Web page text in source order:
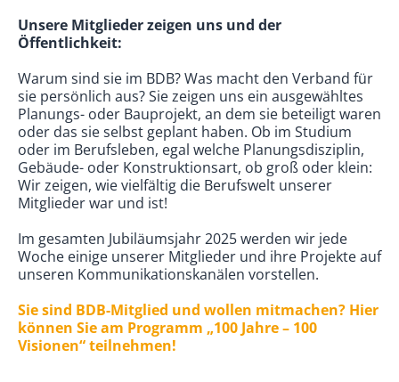
Unsere Mitglieder zeigen uns und der
Öffentlichkeit:
Warum sind sie im BDB? Was macht den Verband für
sie persönlich aus? Sie zeigen uns ein ausgewähltes
Planungs- oder Bauprojekt, an dem sie beteiligt waren
oder das sie selbst geplant haben. Ob im Studium
oder im Berufsleben, egal welche Planungsdisziplin,
Gebäude- oder Konstruktionsart, ob groß oder klein:
Wir zeigen, wie vielfältig die Berufswelt unserer
Mitglieder war und ist!
Im gesamten Jubiläumsjahr 2025 werden wir jede
Woche einige unserer Mitglieder und ihre Projekte auf
unseren Kommunikationskanälen vorstellen.
Sie sind BDB-Mitglied und wollen mitmachen? Hier
können Sie am Programm „100 Jahre – 100
Visionen“ teilnehmen!